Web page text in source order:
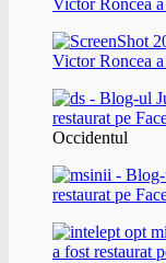
Occidentul